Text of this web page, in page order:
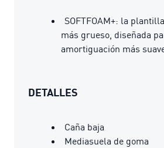
SOFTFOAM+: la
más grueso, diseñada
amortiguación más
DETALLES
Caña baja
Mediasuela de goma